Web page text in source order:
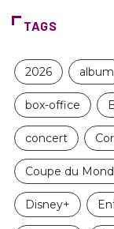
TAGS
2026 album
box-office
concert
Coupe du
Disney+